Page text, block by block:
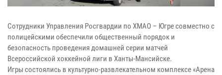
Сотрудники Управления Росгвардии по ХМАО – Югре совместно с
полицейскими обеспечили общественный порядок и
безопасность проведения домашней серии матчей
Всероссийской хоккейной лиги в Ханты-Мансийске.
Игры состоялись в культурно-развлекательном комплексе «Арена